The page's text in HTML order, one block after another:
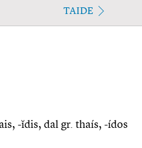
TAIDE
-ĭdis, dal gr. thaís, -ídos